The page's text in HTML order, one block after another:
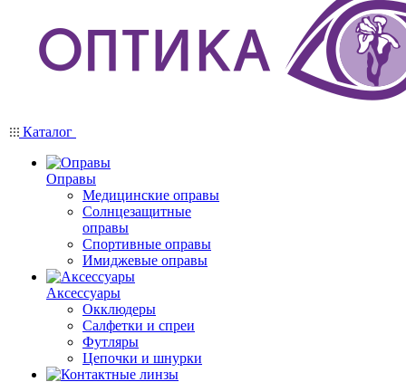
Каталог
Оправы
Медицинские оправы
Солнцезащитные
оправы
Спортивные оправы
Имиджевые оправы
Аксессуары
Окклюдеры
Салфетки и спреи
Футляры
Цепочки и шнурки